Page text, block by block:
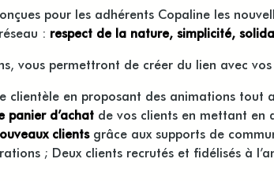
pour les adhérents Copaline les
: respect de la nature, simplicité,
vous permettront de créer du lien avec
clientèle en proposant des animations tout
panier d’achat de vos clients en mettant en
clientsgrâce aux supports de
; Deux clients recrutés et fidélisés à